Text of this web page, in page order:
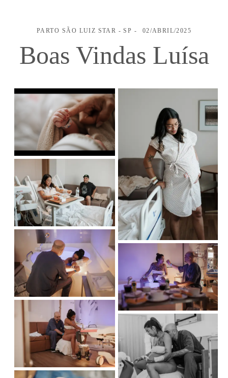
PARTO SÃO LUIZ STAR - SP 02/ABRIL/2025
Boas Vindas Luísa